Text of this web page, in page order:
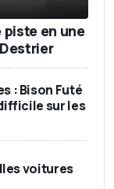
en une
: Bison Futé
sur les
voitures